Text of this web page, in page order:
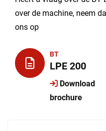
over de machine, neem
ons op
BT
LPE 200
Download
brochure